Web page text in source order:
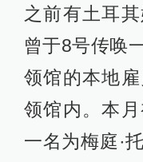
之前有土耳
曾于8号传唤
领馆的本地
领馆内。本
一名为梅庭·